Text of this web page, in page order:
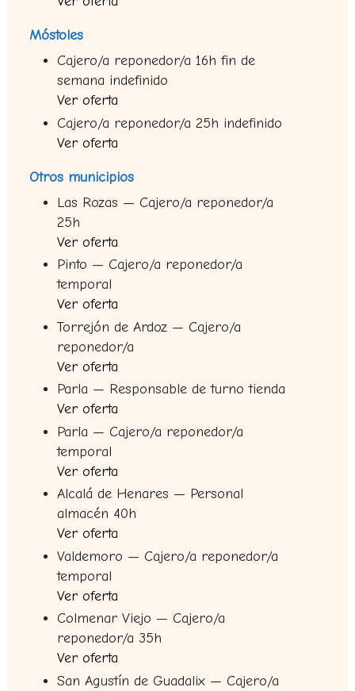
Móstoles
Cajero/a reponedor/a 16h fin de
semana indefinido
Ver oferta
Cajero/a reponedor/a 25h indefinido
Ver oferta
Otros municipios
Las Rozas — Cajero/a reponedor/a
25h
Ver oferta
Pinto — Cajero/a reponedor/a
temporal
Ver oferta
Torrejón de Ardoz — Cajero/a
reponedor/a
Ver oferta
Parla — Responsable de turno tienda
Ver oferta
Parla — Cajero/a reponedor/a
temporal
Ver oferta
Alcalá de Henares — Personal
almacén 40h
Ver oferta
Valdemoro — Cajero/a reponedor/a
temporal
Ver oferta
Colmenar Viejo — Cajero/a
reponedor/a 35h
Ver oferta
San Agustín de Guadalix — Cajero/a